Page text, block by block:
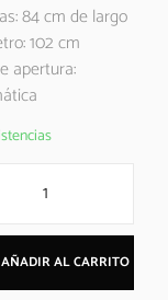
84 cm de largo
102 cm
apertura:
AÑADIR AL CARRITO